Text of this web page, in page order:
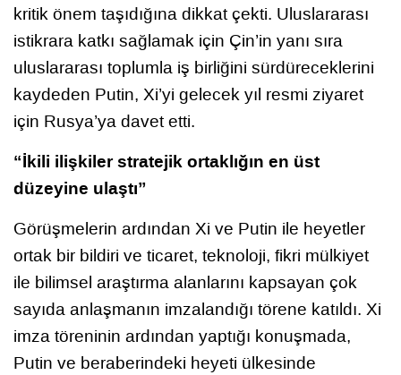
kritik önem taşıdığına dikkat çekti. Uluslararası
istikrara katkı sağlamak için Çin’in yanı sıra
uluslararası toplumla iş birliğini sürdüreceklerini
kaydeden Putin, Xi’yi gelecek yıl resmi ziyaret
için Rusya’ya davet etti.
“İkili ilişkiler stratejik ortaklığın en üst
düzeyine ulaştı”
Görüşmelerin ardından Xi ve Putin ile heyetler
ortak bir bildiri ve ticaret, teknoloji, fikri mülkiyet
ile bilimsel araştırma alanlarını kapsayan çok
sayıda anlaşmanın imzalandığı törene katıldı. Xi
imza töreninin ardından yaptığı konuşmada,
Putin ve beraberindeki heyeti ülkesinde